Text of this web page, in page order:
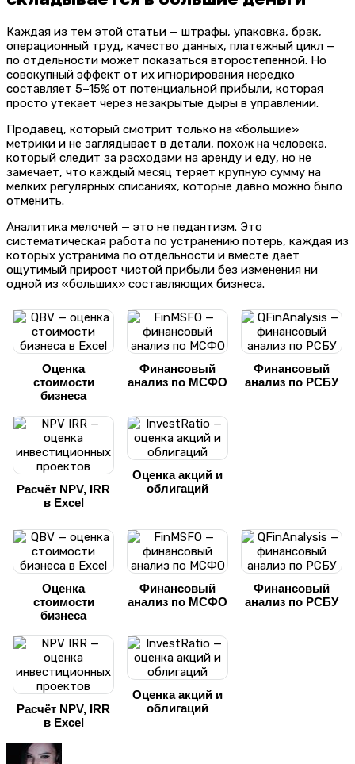
Каждая из тем этой статьи — штрафы, упаковка, брак,
операционный труд, качество данных, платежный цикл —
по отдельности может показаться второстепенной. Но
совокупный эффект от их игнорирования нередко
составляет 5–15% от потенциальной прибыли, которая
просто утекает через незакрытые дыры в управлении.
Продавец, который смотрит только на «большие»
метрики и не заглядывает в детали, похож на человека,
который следит за расходами на аренду и еду, но не
замечает, что каждый месяц теряет крупную сумму на
мелких регулярных списаниях, которые давно можно было
отменить.
Аналитика мелочей — это не педантизм. Это
систематическая работа по устранению потерь, каждая из
которых устранима по отдельности и вместе дает
ощутимый прирост чистой прибыли без изменения ни
одной из «больших» составляющих бизнеса.
Оценка
стоимости
бизнеса
Финансовый
анализ по МСФО
Финансовый
анализ по РСБУ
Расчёт NPV, IRR
в Excel
Оценка акций и
облигаций
Оценка
стоимости
бизнеса
Финансовый
анализ по МСФО
Финансовый
анализ по РСБУ
Расчёт NPV, IRR
в Excel
Оценка акций и
облигаций